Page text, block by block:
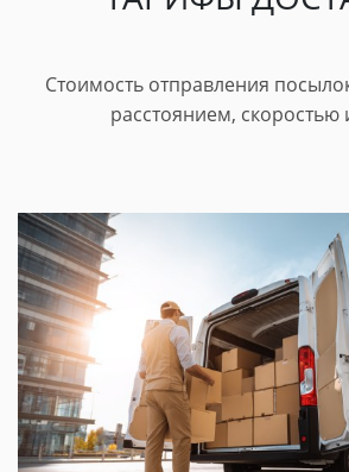
Стоимость отправления
расстоянием, скоростью